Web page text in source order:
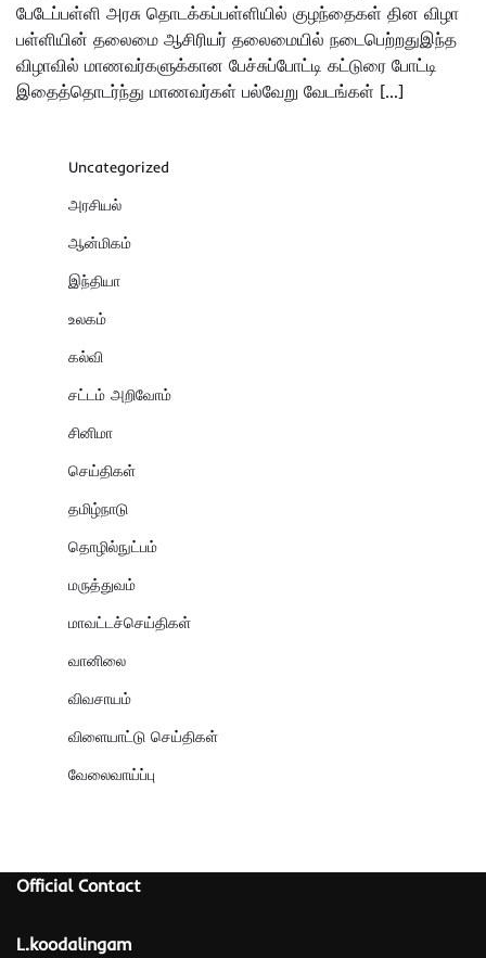
பேடேப்பள்ளி அரசு தொடக்கப்பள்ளியில் குழந்தைகள் தின விழா
பள்ளியின் தலைமை ஆசிரியர் தலைமையில் நடைபெற்றதுஇந்த
விழாவில் மாணவர்களுக்கான பேச்சுப்போட்டி கட்டுரை போட்டி
இதைத்தொடர்ந்து மாணவர்கள் பல்வேறு வேடங்கள் […]
Uncategorized
அரசியல்
ஆன்மிகம்
இந்தியா
உலகம்
கல்வி
சட்டம் அறிவோம்
சினிமா
செய்திகள்
தமிழ்நாடு
தொழில்நுட்பம்
மருத்துவம்
மாவட்டச்செய்திகள்
வானிலை
விவசாயம்
விளையாட்டு செய்திகள்
வேலைவாய்ப்பு
Official Contact
L.koodalingam